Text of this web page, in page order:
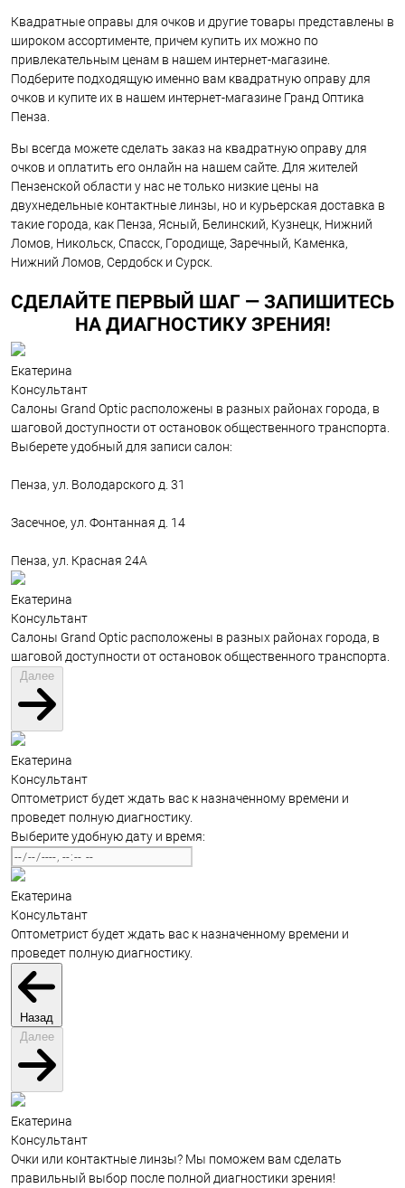
Квадратные оправы для очков и другие товары представлены в
широком ассортименте, причем купить их можно по
привлекательным ценам в нашем интернет-магазине.
Подберите подходящую именно вам квадратную оправу для
очков и купите их в нашем интернет-магазине Гранд Оптика
Пенза.
Вы всегда можете сделать заказ на квадратную оправу для
очков и оплатить его онлайн на нашем сайте. Для жителей
Пензенской области у нас не только низкие цены на
двухнедельные контактные линзы, но и курьерская доставка в
такие города, как Пенза, Ясный, Белинский, Кузнецк, Нижний
Ломов, Никольск, Спасск, Городище, Заречный, Каменка,
Нижний Ломов, Сердобск и Сурск.
СДЕЛАЙТЕ ПЕРВЫЙ ШАГ — ЗАПИШИТЕСЬ
НА ДИАГНОСТИКУ ЗРЕНИЯ!
Екатерина
Консультант
Салоны Grand Optic расположены в разных районах города, в
шаговой доступности от остановок общественного транспорта.
Выберете удобный для записи салон:
Пенза, ул. Володарского д. 31
Засечное, ул. Фонтанная д. 14
Пенза, ул. Красная 24А
Екатерина
Консультант
Салоны Grand Optic расположены в разных районах города, в
шаговой доступности от остановок общественного транспорта.
Далее
Екатерина
Консультант
Оптометрист будет ждать вас к назначенному времени и
проведет полную диагностику.
Выберите удобную дату и время:
Екатерина
Консультант
Оптометрист будет ждать вас к назначенному времени и
проведет полную диагностику.
Назад
Далее
Екатерина
Консультант
Очки или контактные линзы? Мы поможем вам сделать
правильный выбор после полной диагностики зрения!